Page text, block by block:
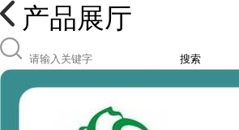
产品展厅
搜索